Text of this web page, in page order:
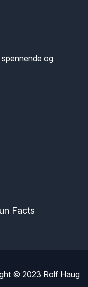
og
Facts
© 2023 Rolf Haug